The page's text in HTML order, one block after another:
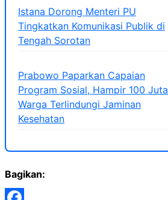
Istana Dorong Menteri PU
Tingkatkan Komunikasi Publik di
Tengah Sorotan
Prabowo Paparkan Capaian
Program Sosial, Hampir 100 Juta
Warga Terlindungi Jaminan
Kesehatan
Bagikan: